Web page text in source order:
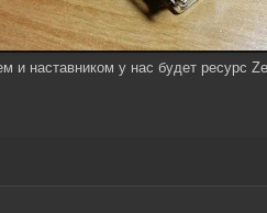
и наставником у нас будет ресурс